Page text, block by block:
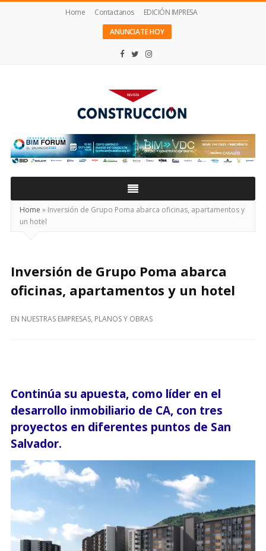
Home Contactanos
EDICIÓN IMPRESA
ANUNCIATE HOY
Construcción
Home » Inversión de Grupo Poma abarca oficinas, apartamentos y
un hotel
Inversión de Grupo Poma abarca
oficinas, apartamentos y un hotel
EN NUESTRAS EMPRESAS, PLANOS Y OBRAS
Continúa su apuesta, como líder en el
desarrollo inmobiliario de CA, con tres
proyectos en diferentes puntos de San
Salvador.